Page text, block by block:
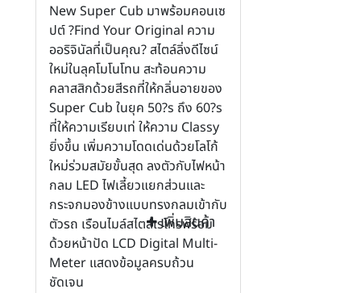
เพิ่มสินค้า
New Super Cub มาพร้อมคอนเซ
ปต์ ?Find Your Original ความ
ออริจินัลที่เป็นคุณ? สไตล์ลิ่งดีไซน์
ใหม่ในลุคโมโนโทน สะท้อนความ
คลาสสิกด้วยสีรถที่ให้กลิ่นอายของ
Super Cub ในยุค 50?s ถึง 60?s
ที่ให้ความเรียบเท่ ให้ความ Classy
ยิ่งขึ้น เพิ่มความโดดเด่นด้วยโลโก้
ใหม่ร่วมสมัยขั้นสุด ลงตัวกับไฟหน้า
กลม LED ไฟเลี้ยวแยกส่วนและ
กระจกมองข้างแบบทรงกลมเข้ากับ
ตัวรถ เรือนไมล์สไตล์เรโทรพร้อม
ด้วยหน้าปัด LCD Digital Multi-
Meter แสดงข้อมูลครบถ้วน
ชัดเจน